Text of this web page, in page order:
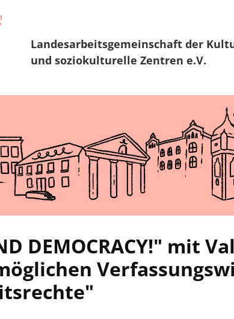
Landesarbeitsgemeinschaft der
und soziokulturelle Zentren e.V.
DEMOCRACY!" mit